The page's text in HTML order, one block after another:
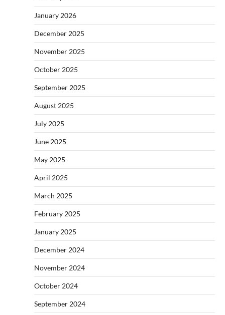
January 2026
December 2025
November 2025
October 2025
September 2025
August 2025
July 2025
June 2025
May 2025
April 2025
March 2025
February 2025
January 2025
December 2024
November 2024
October 2024
September 2024